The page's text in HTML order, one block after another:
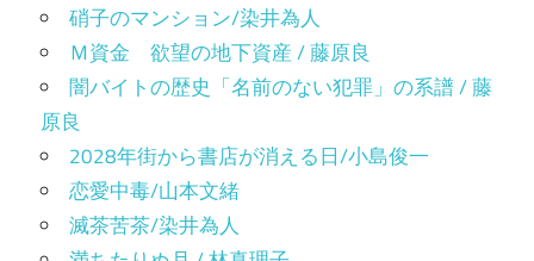
硝子のマンション/染井為人
Ｍ資金 欲望の地下資産 / 藤原良
闇バイトの歴史「名前のない犯罪」の系譜 / 藤
原良
2028年街から書店が消える日/小島俊一
恋愛中毒/山本文緒
滅茶苦茶/染井為人